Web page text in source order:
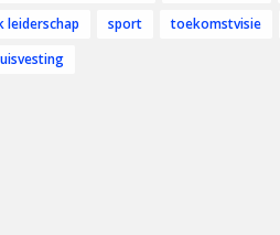
leiderschap
sport toekomstvisie